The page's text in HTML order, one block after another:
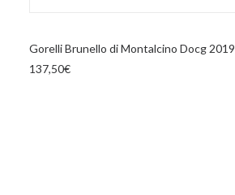
Gorelli Brunello di Montalcino Docg 2019
137,50€